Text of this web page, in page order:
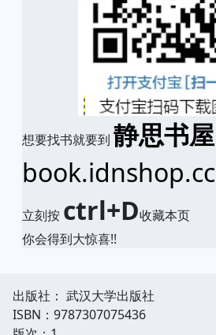
想要找书就要到 静思书屋
book.idnshop.cc
立刻按 ctrl+D收藏本页
你会得到大惊喜!!
出版社： 武汉大学出版社
ISBN：9787307075436